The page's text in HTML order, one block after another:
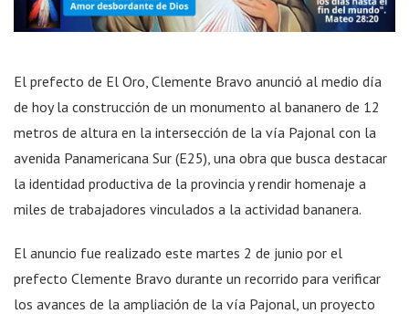
El prefecto de El Oro, Clemente Bravo anunció al medio día
de hoy la construcción de un monumento al bananero de 12
metros de altura en la intersección de la vía Pajonal con la
avenida Panamericana Sur (E25), una obra que busca destacar
la identidad productiva de la provincia y rendir homenaje a
miles de trabajadores vinculados a la actividad bananera.
El anuncio fue realizado este martes 2 de junio por el
prefecto Clemente Bravo durante un recorrido para verificar
los avances de la ampliación de la vía Pajonal, un proyecto